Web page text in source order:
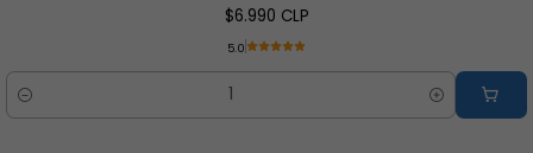
$6.990 CLP
5.0
Cantidad